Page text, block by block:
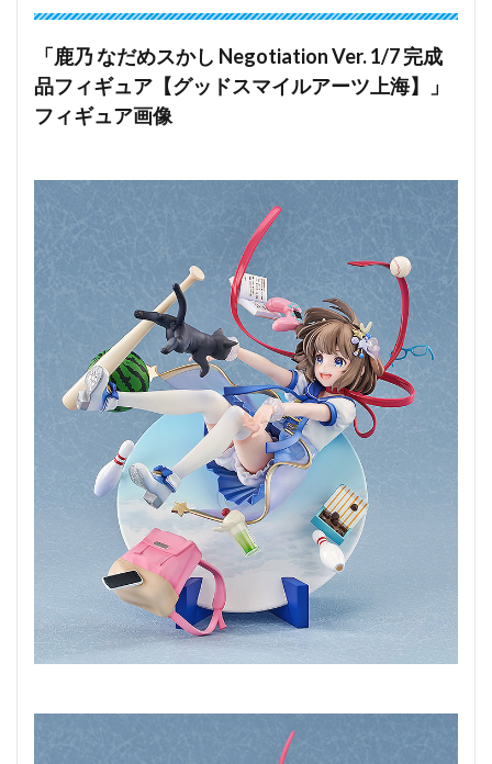
「鹿乃 なだめスかし Negotiation Ver. 1/7 完成
品フィギュア【グッドスマイルアーツ上海】」
フィギュア画像